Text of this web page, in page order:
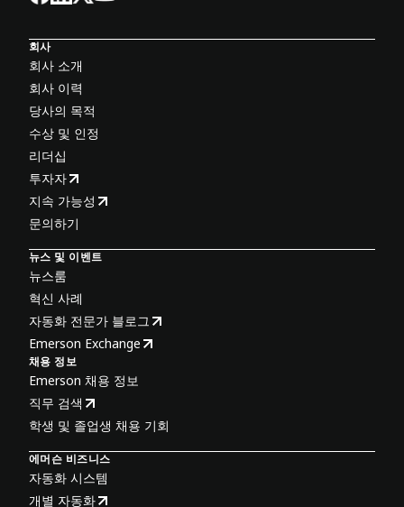
회사
회사 소개
회사 이력
당사의 목적
수상 및 인정
리더십
투자자
지속 가능성
문의하기
뉴스 및 이벤트
뉴스룸
혁신 사례
자동화 전문가 블로그
Emerson Exchange
채용 정보
Emerson 채용 정보
직무 검색
학생 및 졸업생 채용 기회
에머슨 비즈니스
자동화 시스템
개별 자동화